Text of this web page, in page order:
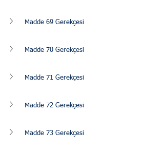
Madde 69 Gerekçesi
Madde 70 Gerekçesi
Madde 71 Gerekçesi
Madde 72 Gerekçesi
Madde 73 Gerekçesi